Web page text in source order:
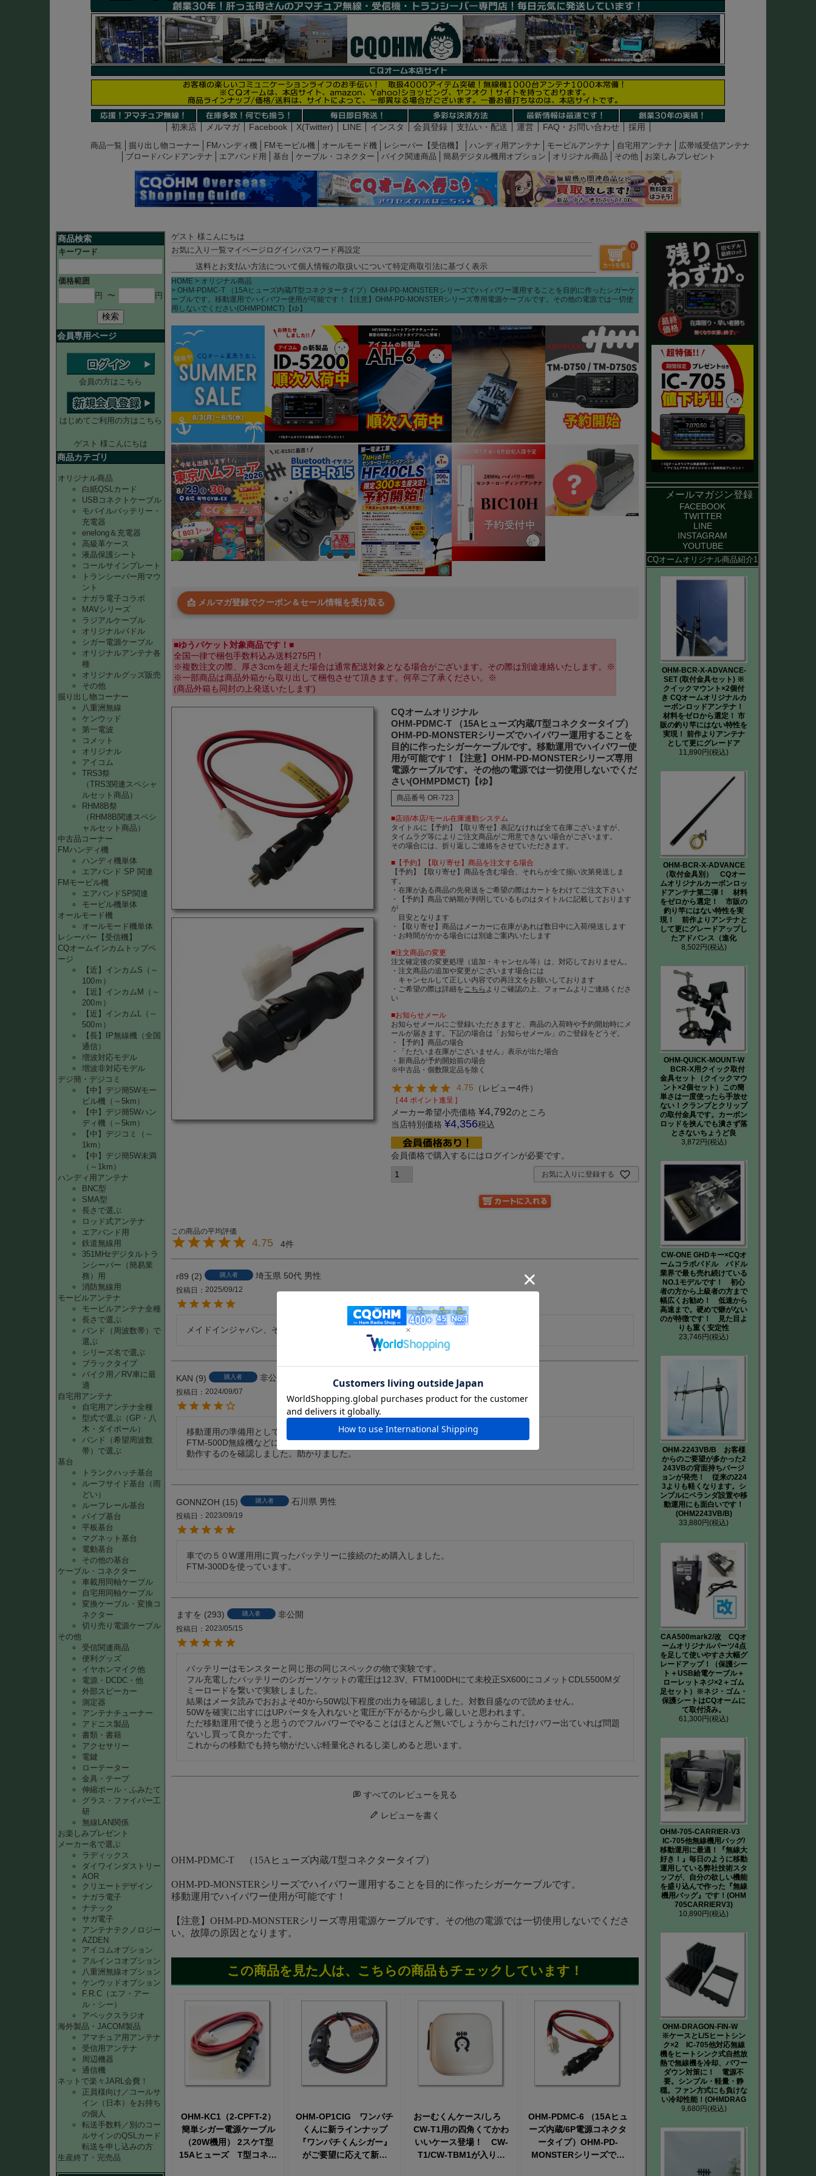
初来店 メルマガ Facebook X(Twitter) LINE インスタ 会員登録 支払い・配送 運営 FAQ・お問い合わせ 採用
商品一覧 掘り出し物コーナー FMハンディ機 FMモービル機 オールモード機 レシーバー【受信機】 ハンディ用アンテナ モービルアンテナ 自宅用アンテナ
広帯域受信アンテナ
ブロードバンドアンテナ
エアバンド用 基台 ケーブル・コネクター バイク関連商品 簡易デジタル機用オプション オリジナル商品 その他 お楽しみプレゼント
商品検索
キーワード
価格範囲
円
〜 円
検索
会員専用ページ
会員の方はこちら
はじめてご利用の方はこちら
ゲスト 様こんにちは
商品カテゴリ
オリジナル商品
白紙QSLカード
USBコネクトケーブル
モバイルバッテリー・
充電器
enelong＆充電器
高級革ケース
液晶保護シート
コールサインプレート
トランシーバー用マウ
ント
ナガラ電子コラボ
MAVシリーズ
ラジアルケーブル
オリジナルパドル
シガー電源ケーブル
オリジナルアンテナ各
種
オリジナルグッズ販売
その他
掘り出し物コーナー
八重洲無線
ケンウッド
第一電波
コメット
オリジナル
アイコム
TRS3祭
（TRS3関連スペシャ
ルセット商品）
RHM8B祭
（RHM8B関連スペシ
ャルセット商品）
中古品コーナー
FMハンディ機
ハンディ機単体
エアバンド SP 関連
FMモービル機
エアバンドSP関連
モービル機単体
オールモード機
オールモード機単体
レシーバー【受信機】
CQオームインカムトップペ
ージ
【近】インカムS（～
100ｍ）
【近】インカムM（～
200ｍ）
【近】インカムL（～
500ｍ）
【長】IP無線機（全国
通信）
増波対応モデル
増波非対応モデル
デジ簡・デジコミ
【中】デジ簡5Wモー
ビル機（～5km）
【中】デジ簡5Wハン
ディ機（～5km）
【中】デジコミ（～
1km）
【中】デジ簡5W未満
（～1km）
ハンディ用アンテナ
BNC型
SMA型
長さで選ぶ
ロッド式アンテナ
エアバンド用
鉄道無線用
351MHzデジタルトラ
ンシーバー（簡易業
務）用
消防無線用
モービルアンテナ
モービルアンテナ全種
長さで選ぶ
バンド（周波数帯）で
選ぶ
シリーズ名で選ぶ
ブラックタイプ
バイク用／RV車に最
適
自宅用アンテナ
自宅用アンテナ全種
型式で選ぶ（GP・八
木・ダイポール）
バンド（希望周波数
帯）で選ぶ
基台
トランクハッチ基台
ルーフサイド基台（雨
どい）
ルーフレール基台
パイプ基台
平板基台
マグネット基台
電動基台
その他の基台
ケーブル・コネクター
車載用同軸ケーブル
自宅用同軸ケーブル
変換ケーブル・変換コ
ネクター
切り売り電源ケーブル
その他
受信関連商品
便利グッズ
イヤホンマイク他
電源・DCDC・他
外部スピーカー
測定器
アンテナチューナー
アドニス製品
書類・書籍
アクセサリー
電鍵
ローテーター
金具・テープ
伸縮ポール・ふみたて
グラス・ファイバー工
研
無線LAN関係
お楽しみプレゼント
メーカー名で選ぶ
ラディックス
ダイワインダストリー
AOR
クリエートデザイン
ナガラ電子
ナテック
サガ電子
アンテナテクノロジー
AZDEN
アイコムオプション
アルインコオプション
八重洲無線オプション
ケンウッドオプション
F.R.C（エフ・アー
ル・シー）
アペックスラジオ
海外製品・JACOM製品
アマチュア用アンテナ
受信用アンテナ
周辺機器
通信機
ネットで楽々JARL会費！
正員様向け／コールサ
イン（日本）をお持ち
の個人
転送手数料／別のコー
ルサインのQSLカード
転送を申し込みの方
生産終了・完売品
ゲスト 様こんにちは
0
お気に入り一覧マイページ ログインパスワード再設定
送料とお支払い方法について個人情報の取扱いについて特定商取引法に基づく表示
HOME
オリジナル商品
OHM-PDMC-T （15Aヒューズ内蔵/T型コネクタータイプ）OHM-PD-MONSTERシリーズでハイパワー運用することを目的に作ったシガーケ
ーブルです。移動運用でハイパワー使用が可能です！【注意】OHM-PD-MONSTERシリーズ専用電源ケーブルです。その他の電源では一切使
用しないでください(OHMPDMCT)【ゆ】
📩 メルマガ登録でクーポン＆セール情報を受け取る
■ゆうパケット対象商品です！■
全国一律で梱包手数料込み送料275円！
※複数注文の際、厚さ3cmを超えた場合は通常配送対象となる場合がございます。その際は別途連絡いたします。※
※一部商品は商品外箱から取り出して梱包させて頂きます。何卒ご了承ください。※
(商品外箱も同封の上発送いたします)
CQオームオリジナル
OHM-PDMC-T （15Aヒューズ内蔵/T型コネクタータイプ）
OHM-PD-MONSTERシリーズでハイパワー運用することを
目的に作ったシガーケーブルです。移動運用でハイパワー使
用が可能です！【注意】OHM-PD-MONSTERシリーズ専用
電源ケーブルです。その他の電源では一切使用しないでくだ
さい(OHMPDMCT)【ゆ】
商品番号 OR-723
■店頭/本店/モール在庫連動システム
タイトルに【予約】【取り寄せ】表記なければ全て在庫ございますが、
タイムラグ等によりご注文商品がご用意できない場合がございます。
その場合には、折り返しご連絡をさせていただきます。
■【予約】【取り寄せ】商品を注文する場合
【予約】【取り寄せ】商品を含む場合、それらが全て揃い次第発送しま
す。
・在庫がある商品の先発送をご希望の際はカートをわけてご注文下さい
・【予約】商品で納期が判明しているものはタイトルに記載しております
が
目安となります
・【取り寄せ】商品はメーカーに在庫があれば数日中に入荷/発送します
・お時間がかかる場合には別途ご案内いたします
■注文商品の変更
注文確定後の変更処理（追加・キャンセル等）は、対応しておりません。
・注文商品の追加や変更がございます場合には
キャンセルして正しい内容での再注文をお願いしております
・ご希望の際は詳細を こちら よりご確認の上、フォームよりご連絡くださ
い
■お知らせメール
お知らせメールにご登録いただきますと、商品の入荷時や予約開始時にメ
ールが届きます。下記の場合は「お知らせメール」のご登録をどうぞ。
・【予約】商品の場合
・「ただいま在庫がございません」表示が出た場合
・新商品が予約開始前の場合
※中古品・個数限定品を除く
4.75 （ レビュー4件）
[ 44 ポイント進呈 ]
メーカー希望小売価格 ¥4,792のところ
当店特別価格 ¥4,356税込
会員価格で購入するにはログインが必要です。
お気に入りに登録する
4.75 4
r89 2 購入者 埼玉県 50代 男性
投稿日 2025/09/12
メイドインジャパン、そしてCQオーム製、安心感が違います。FTM-200D用に買いました。
KAN 9 購入者 非公開
投稿日 2024/09/07
移動運用の準備用としてPD-MONSTER-1に接続して
FTM-500D無線機などにつなげるように買いました。
動作するのを確認しました。助かりました。
GONNZOH 15 購入者 石川県 男性
投稿日 2023/09/19
車での５０W運用用に買ったバッテリーに接続のため購入しました。
FTM-300Dを使っています。
ますを 293 購入者 非公開
投稿日 2023/05/15
バッテリーはモンスターと同じ形の同じスペックの物で実験です。
フル充電したバッテリーのシガーソケットの電圧は12.3V、FTM100DHにて未校正SX600にコメットCDL5500Mダ
ミーロードを繋いで実験しました。
結果はメータ読みでおおよそ40から50W以下程度の出力を確認しました。対数目盛なので読めません。
50Wを確実に出すにはUPバータを入れないと電圧が下がるから少し厳しいと思われます。
ただ移動運用で使うと思うのでフルパワーでやることはほとんど無いでしょうからこれだけパワー出ていれば問題
ないし買って良かったです。
これからの移動でも持ち物がだいぶ軽量化されるし楽しめると思います。
すべてのレビューを見る
レビューを書く
OHM-PDMC-T （15Aヒューズ内蔵/T型コネクタータイプ）
OHM-PD-MONSTERシリーズでハイパワー運用することを目的に作ったシガーケーブルです。
移動運用でハイパワー使用が可能です！
【注意】OHM-PD-MONSTERシリーズ専用電源ケーブルです。その他の電源では一切使用しないでくださ
い。故障の原因となります。
この商品を見た人は、こちらの商品もチェックしています！
OHM-KC1（2-CPFT-2）
簡単シガー電源ケーブル
（20W機用） 2スケT型
15Aヒューズ T型コネク
OHM-OP1CIG ワンパチ
くんに新ラインナップ
『ワンパチくんシガー』
がご要望に応えて新登
おーむくんケース/しろ
CW-T1用の四角くてかわ
いいケース登場！ CW-
T1/CW-TBM1が入りま
OHM-PDMC-6 （15Aヒュ
ーズ内蔵/6P電源コネクタ
ータイプ）OHM-PD-
MONSTERシリーズでハ
メールマガジン登録
FACEBOOK
TWITTER
LINE
INSTAGRAM
YOUTUBE
CQオームオリジナル商品紹介1
OHM-BCR-X-ADVANCE-
SET (取付金具セット) ※
クイックマウント×2個付
き CQオームオリジナルカ
ーボンロッドアンテナ！
材料をゼロから選定！ 市
販の釣り竿にはない特性を
実現！ 前作よりアンテナ
として更にグレードア
11,890円(税込)
OHM-BCR-X-ADVANCE
（取付金具別） CQオー
ムオリジナルカーボンロッ
ドアンテナ第二弾！ 材料
をゼロから選定！ 市販の
釣り竿にはない特性を実
現！ 前作よりアンテナと
して更にグレードアップし
たアドバンス（進化
8,502円(税込)
OHM-QUICK-MOUNT-W
BCR-X用クイック取付
金具セット（クイックマウ
ント×2個セット）この簡
単さは一度使ったら手放せ
ない！クランプとクリップ
の取付金具です。カーボン
ロッドを挟んでも潰さず落
とさないちょうど良
3,872円(税込)
CW-ONE GHDキー×CQオ
ームコラボパドル パドル
業界で最も売れ続けている
NO.1モデルです！ 初心
者の方から上級者の方まで
幅広くお勧め！ 低速から
高速まで。硬めで癖がない
のが特徴です！ 見た目よ
りも重く安定性
23,746円(税込)
OHM-2243VB/B お客様
からのご要望が多かった2
243VBの背面持ちバージ
ョンが発売！ 従来の224
3よりも軽くなります。シ
ンプルにベランダ設置や移
動運用にも面白いです！
(OHM2243VB/B)
33,880円(税込)
CAA500mark2/改 CQオ
ームオリジナルパーツ4点
を足して使いやすさ大幅グ
レードアップ！（保護シー
ト＋USB給電ケーブル＋
ローレットネジ×2＋ゴム
足セット）※ネジ・ゴム・
保護シートはCQオームに
て取付済み。
61,300円(税込)
OHM-705-CARRIER-V3
IC-705他無線機用バッグ/
移動運用に最適！『無線大
好き！』毎日のように移動
運用している弊社技術スタ
ッフが、自分の欲しい機能
を盛り込んで作った『無線
機用バッグ』です！(OHM
705CARRIERV3)
10,890円(税込)
OHM-DRAGON-FIN-W
※ケースとL/Sヒートシン
ク×2 IC-705他対応無線
機をヒートシンク式自然放
熱で無線機を冷却、パワー
ダウン対策に！ 電源不
要。シンプル・軽量・静
穏。ファン方式にも負けな
い冷却性能！(OHMDRAG
9,680円(税込)